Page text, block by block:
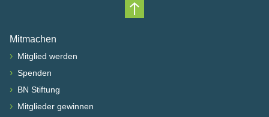
Nach oben scrollen
Mitmachen
› Mitglied werden
› Spenden
› BN Stiftung
› Mitglieder gewinnen